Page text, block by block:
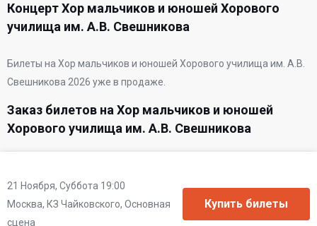
Концерт Хор мальчиков и юношей Хорового
училища им. А.В. Свешникова
Билеты на Хор мальчиков и юношей Хорового училища им. А.В.
Свешникова 2026 уже в продаже.
Заказ билетов на Хор мальчиков и юношей
Хорового училища им. А.В. Свешникова
21 Ноября, Суббота 19:00
Москва, КЗ Чайковского, Основная
сцена